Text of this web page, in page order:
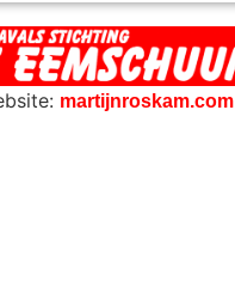
martijnroskam.com